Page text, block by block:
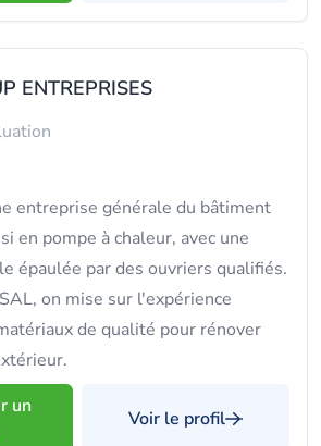
ENTREPRISES
entreprise générale du bâtiment
en pompe à chaleur, avec une
épaulée par des ouvriers qualifiés.
on mise sur l'expérience
de qualité pour rénover
un
Voir le profil